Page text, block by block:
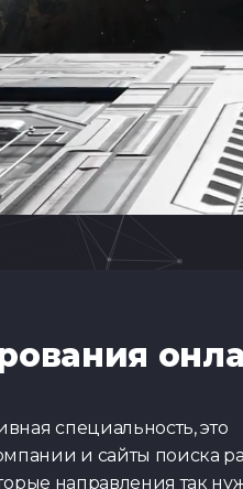
специальность, это
и сайты поиска
направления так